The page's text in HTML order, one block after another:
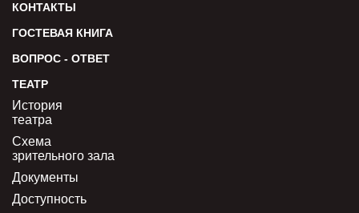
КОНТАКТЫ
ГОСТЕВАЯ КНИГА
ВОПРОС - ОТВЕТ
ТЕАТР
История
театра
Схема
зрительного зала
Документы
Доступность